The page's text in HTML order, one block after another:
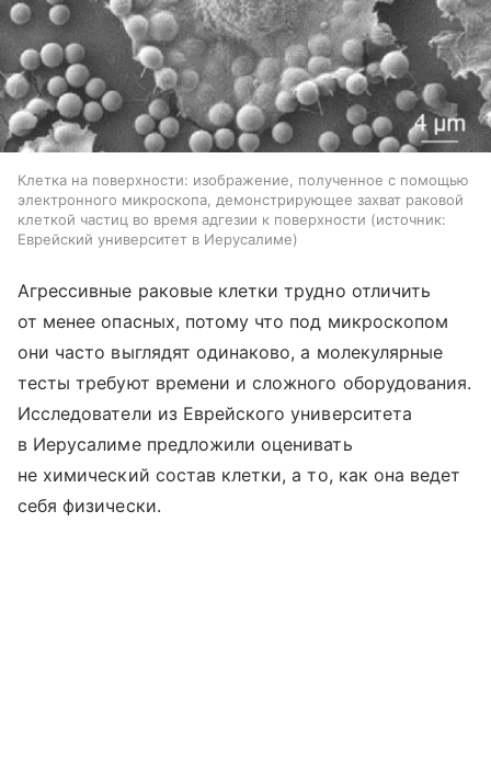
Клетка на поверхности: изображение, полученное с помощью
электронного микроскопа, демонстрирующее захват раковой
клеткой частиц во время адгезии к поверхности
источник:
Еврейский университет в Иерусалиме
Агрессивные раковые клетки трудно отличить
от менее опасных, потому что под микроскопом
они часто выглядят одинаково, а молекулярные
тесты требуют времени и сложного оборудования.
Исследователи из Еврейского университета
в Иерусалиме предложили оценивать
не химический состав клетки, а то, как она ведет
себя физически.